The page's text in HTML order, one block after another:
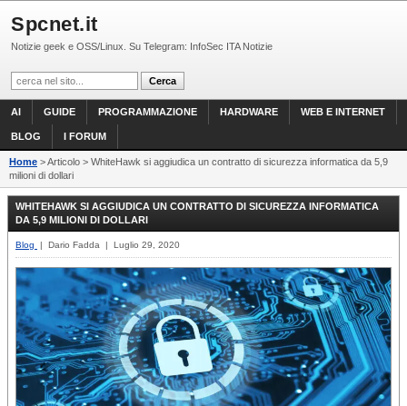
Spcnet.it
Notizie geek e OSS/Linux. Su Telegram: InfoSec ITA Notizie
AI GUIDE PROGRAMMAZIONE HARDWARE WEB E INTERNET
BLOG I FORUM
Home > Articolo > WhiteHawk si aggiudica un contratto di sicurezza informatica da 5,9
milioni di dollari
WHITEHAWK SI AGGIUDICA UN CONTRATTO DI SICUREZZA INFORMATICA
DA 5,9 MILIONI DI DOLLARI
Blog | Dario Fadda | Luglio 29, 2020